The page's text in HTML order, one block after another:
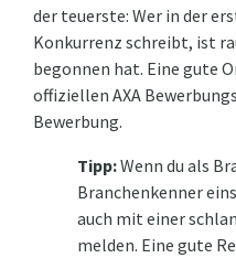
der teuerste: Wer in der
Konkurrenz schreibt, ist
begonnen hat. Eine gute
offiziellen AXA
Bewerbung.
Tipp:Wenn du als
Branchenkenner
auch mit einer
melden. Eine gute